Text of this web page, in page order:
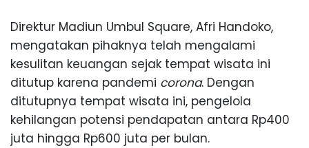
Direktur Madiun Umbul Square, Afri Handoko,
mengatakan pihaknya telah mengalami
kesulitan keuangan sejak tempat wisata ini
ditutup karena pandemi corona. Dengan
ditutupnya tempat wisata ini, pengelola
kehilangan potensi pendapatan antara Rp400
juta hingga Rp600 juta per bulan.